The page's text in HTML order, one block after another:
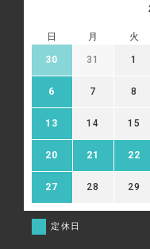
日 月 火
30 31 1
6 7 8
13 14 15
20 21 22
27 28 29
定休日